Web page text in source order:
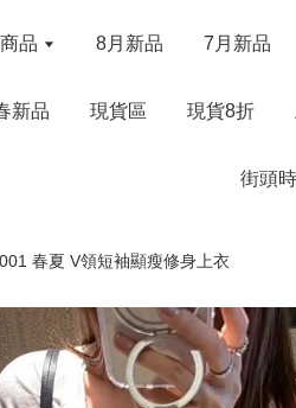
品 8月新品 7月新品
新品 現貨區 現貨8折
街頭
春夏 V領短袖顯瘦修身上衣